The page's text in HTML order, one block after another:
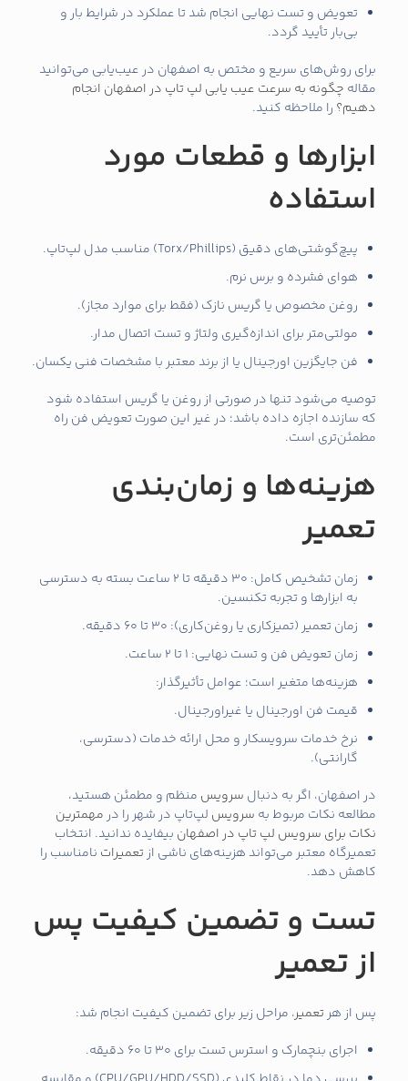
تعویض و تست نهایی انجام شد تا عملکرد در شرایط بار و
بی‌بار تأیید گردد.
برای روش‌های سریع و مختص به اصفهان در عیب‌یابی می‌توانید
مقاله چگونه به سرعت عیب یابی لپ تاپ در اصفهان انجام
دهیم؟ را ملاحظه کنید.
ابزارها و قطعات مورد
استفاده
پیچ‌گوشتی‌های دقیق (Torx/Phillips) مناسب مدل لپ‌تاپ.
هوای فشرده و برس نرم.
روغن مخصوص یا گریس نازک (فقط برای موارد مجاز).
مولتی‌متر برای اندازه‌گیری ولتاژ و تست اتصال مدار.
فن جایگزین اورجینال یا از برند معتبر با مشخصات فنی یکسان.
توصیه می‌شود تنها در صورتی از روغن یا گریس استفاده شود
که سازنده اجازه داده باشد؛ در غیر این صورت تعویض فن راه
مطمئن‌تری است.
هزینه‌ها و زمان‌بندی
تعمیر
زمان تشخیص کامل: 30 دقیقه تا 2 ساعت بسته به دسترسی
به ابزارها و تجربه تکنسین.
زمان تعمیر (تمیزکاری یا روغن‌کاری): 30 تا 60 دقیقه.
زمان تعویض فن و تست نهایی: 1 تا 2 ساعت.
هزینه‌ها متغیر است؛ عوامل تأثیرگذار:
قیمت فن اورجینال یا غیراورجینال.
نرخ خدمات سرویسکار و محل ارائه خدمات (دسترسی،
گارانتی).
در اصفهان، اگر به دنبال سرویس منظم و مطمئن هستید،
مطالعه نکات مربوط به سرویس لپ‌تاپ در شهر را در مهمترین
نکات برای سرویس لپ تاپ در اصفهان بیفایده ندانید. انتخاب
تعمیرگاه معتبر می‌تواند هزینه‌های ناشی از تعمیرات نامناسب را
کاهش دهد.
تست و تضمین کیفیت پس
از تعمیر
پس از هر تعمیر، مراحل زیر برای تضمین کیفیت انجام شد:
اجرای بنچمارک و استرس تست برای 30 تا 60 دقیقه.